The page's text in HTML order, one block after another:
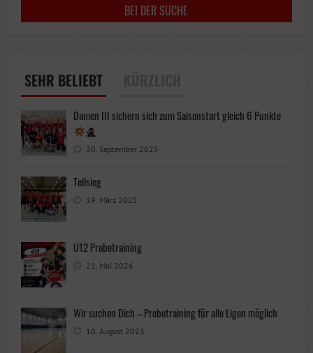
SEHR BELIEBT
Damen III sichern sich zum Saisonstart gleich 6 Punkte
30. September 2025
Teilsieg
19. März 2025
U12 Probetraining
21. Mai 2026
Wir suchen Dich – Probetraining für alle Ligen möglich
10. August 2023